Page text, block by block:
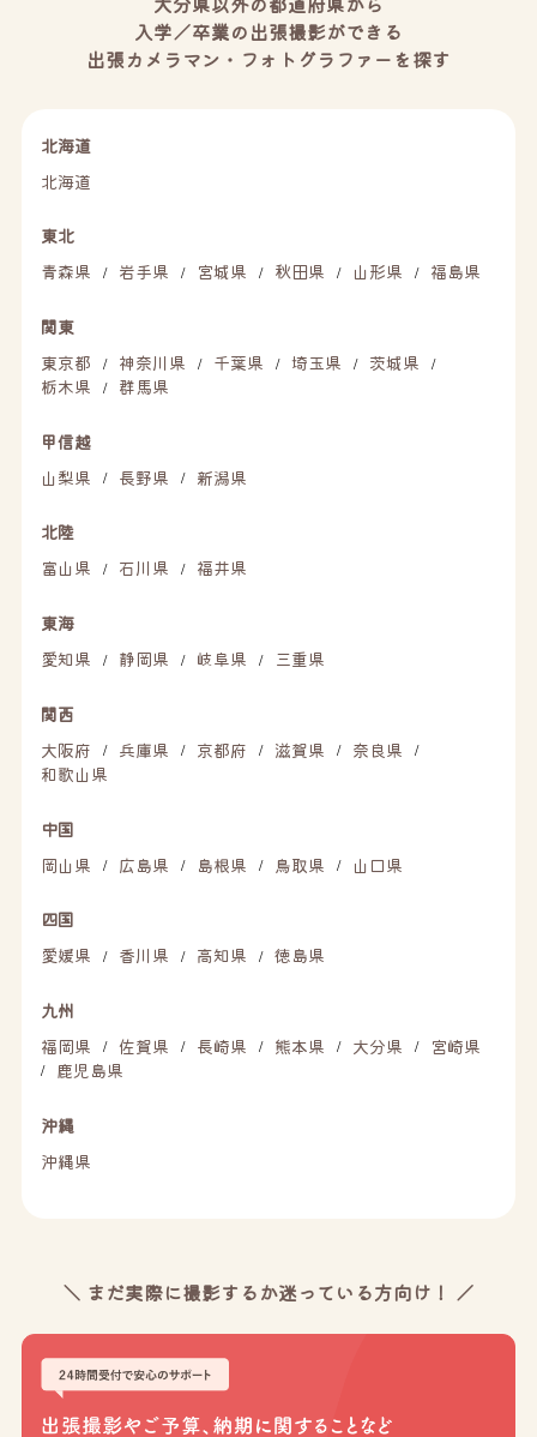
入学／卒業の出張撮影ができる
出張カメラマン・フォトグラファーを探す
北海道
北海道
東北
青森県
/ 岩手県 / 宮城県 / 秋田県 / 山形県 / 福島県
関東
東京都
/ 神奈川県 / 千葉県 / 埼玉県 / 茨城県 /
栃木県 / 群馬県
甲信越
山梨県
/ 長野県 / 新潟県
北陸
富山県
/ 石川県 / 福井県
東海
愛知県
/ 静岡県 / 岐阜県 / 三重県
関西
大阪府
/ 兵庫県 / 京都府 / 滋賀県 / 奈良県 /
和歌山県
中国
岡山県
/ 広島県 / 島根県 / 鳥取県 / 山口県
四国
愛媛県
/ 香川県 / 高知県 / 徳島県
九州
福岡県
/ 佐賀県 / 長崎県 / 熊本県 / 大分県 / 宮崎県
/ 鹿児島県
沖縄
沖縄県
＼ まだ実際に撮影するか迷っている方向け！ ／